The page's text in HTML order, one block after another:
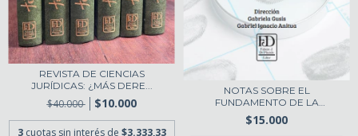
REVISTA DE CIENCIAS
JURÍDICAS: ¿MÁS DERE...
$40.000 $10.000
3 cuotas sin interés de $3.333,33
NOTAS SOBRE EL
FUNDAMENTO DE LA
IMPRESCR...
$15.000